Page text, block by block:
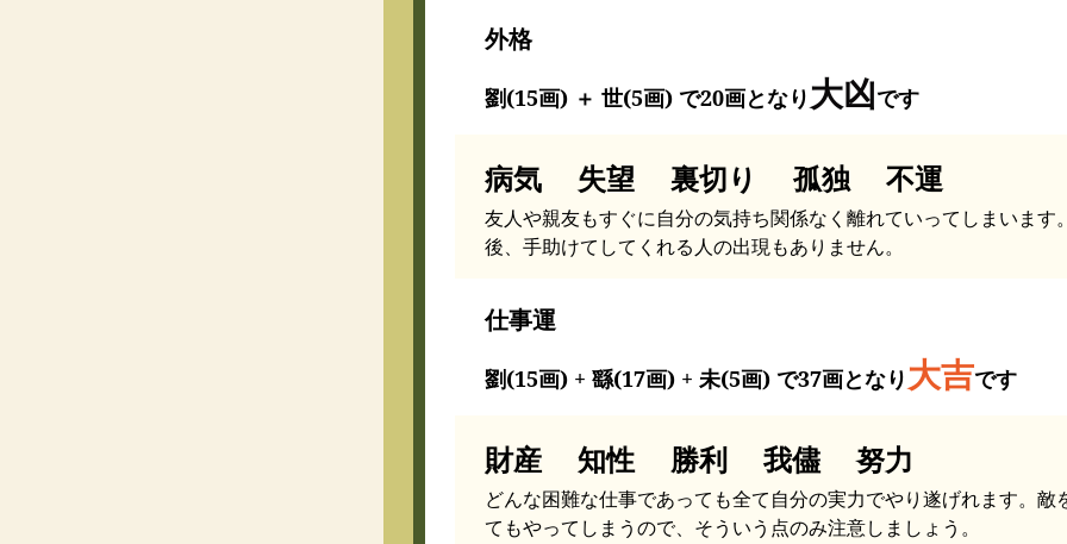
外格
劉(15画) ＋ 世(5画) で20画となり 大凶です
病気 失望 裏切り 孤独 不運
友人や親友もすぐに自分の気持ち関係なく離れていってしまいます
後、手助けてしてくれる人の出現もありません。
仕事運
劉(15画) + 繇(17画) + 未(5画) で37画となり 大吉です
財産 知性 勝利 我儘 努力
どんな困難な仕事であっても全て自分の実力でやり遂げれます。敵
てもやってしまうので、そういう点のみ注意しましょう。